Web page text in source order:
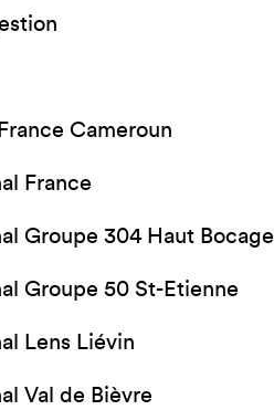
Cameroun
France
Groupe 304 Haut Bocage
Groupe 50 St-Etienne
Lens Liévin
Val de Bièvre